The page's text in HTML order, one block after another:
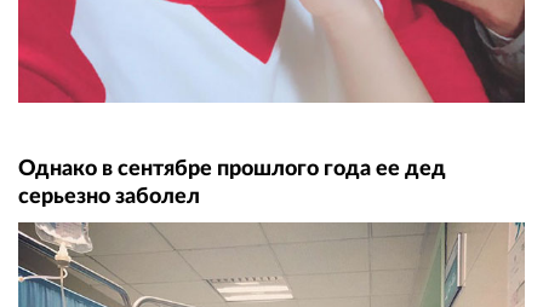
Однако в сентябре прошлого года ее дед
серьезно заболел